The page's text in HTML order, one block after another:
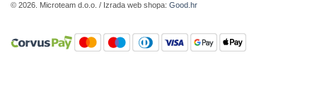
© 2026. Microteam d.o.o. / Izrada web shopa: Good.hr